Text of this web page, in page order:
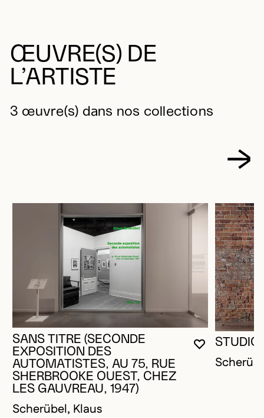
ŒUVRE(S) DE
L’ARTISTE
3 œuvre(s) dans nos collections
VOUS
FERMER
OUVRIR LA
SANS TITRE (SECONDE
EXPOSITION DES
AUTOMATISTES, AU 75, RUE
SHERBROOKE OUEST, CHEZ
LES GAUVREAU, 1947)
Scherübel, Klaus
STUDIO